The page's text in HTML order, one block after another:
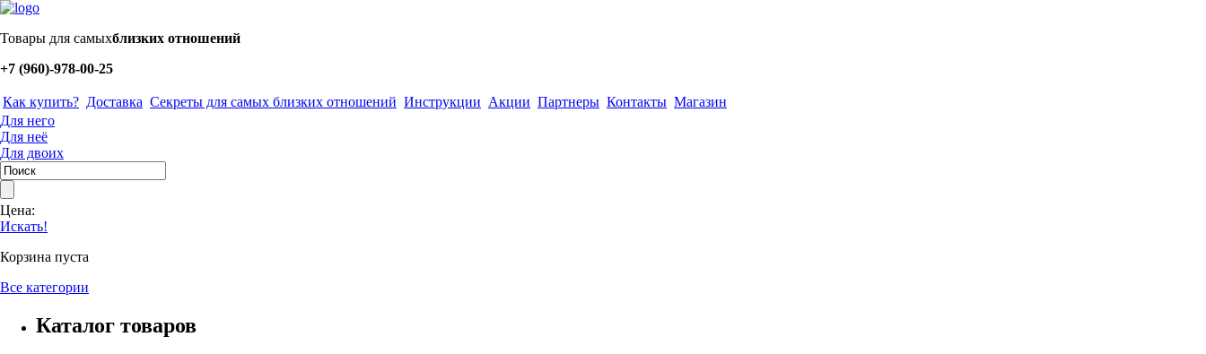
Товары для самыхблизких отношений
+7 (960)-978-00-25
Как купить? Доставка Секреты для самых близких отношений Инструкции Акции Партнеры Контакты Магазин
Для него
Для неё
Для двоих
Цена:
Искать!
Корзина пуста
Все категории
Каталог товаров